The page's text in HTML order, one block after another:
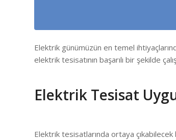
Elektrik günümüzün en temel
elektrik tesisatının başarılı bir şekilde
Elektrik Tesisat
Elektrik tesisatlarında ortaya